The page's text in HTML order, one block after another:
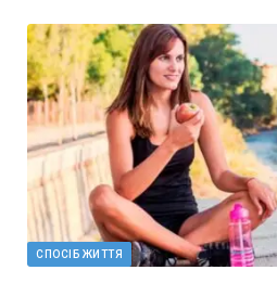
СПОСІБ ЖИТТЯ